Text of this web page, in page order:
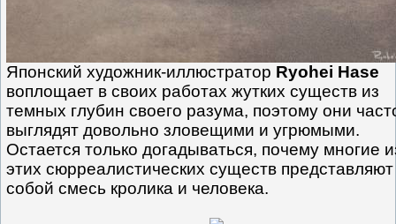
Японский художник-иллюстратор Ryohei Hase
воплощает в своих работах жутких существ из
темных глубин своего разума, поэтому они
выглядят довольно зловещими и угрюмыми.
Остается только догадываться, почему многие
этих сюрреалистических существ представляют
собой смесь кролика и человека.